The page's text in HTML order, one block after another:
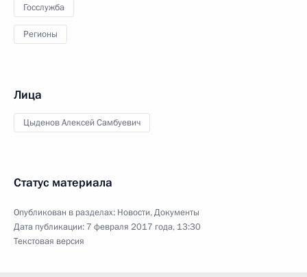
Госслужба
Регионы
Лица
Цыденов Алексей Самбуевич
Статус материала
Опубликован в разделах: Новости,Документы
Дата публикации: 7 февраля 2017 года, 13:30
Текстовая версия